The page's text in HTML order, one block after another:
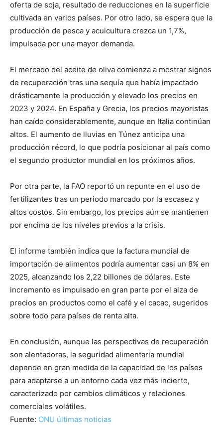
oferta de soja, resultado de reducciones en la superficie
cultivada en varios países. Por otro lado, se espera que la
producción de pesca y acuicultura crezca un 1,7%,
impulsada por una mayor demanda.
El mercado del aceite de oliva comienza a mostrar signos
de recuperación tras una sequía que había impactado
drásticamente la producción y elevado los precios en
2023 y 2024. En España y Grecia, los precios mayoristas
han caído considerablemente, aunque en Italia continúan
altos. El aumento de lluvias en Túnez anticipa una
producción récord, lo que podría posicionar al país como
el segundo productor mundial en los próximos años.
Por otra parte, la FAO reportó un repunte en el uso de
fertilizantes tras un periodo marcado por la escasez y
altos costos. Sin embargo, los precios aún se mantienen
por encima de los niveles previos a la crisis.
El informe también indica que la factura mundial de
importación de alimentos podría aumentar casi un 8% en
2025, alcanzando los 2,22 billones de dólares. Este
incremento es impulsado en gran parte por el alza de
precios en productos como el café y el cacao, sugeridos
sobre todo para países de renta alta.
En conclusión, aunque las perspectivas de recuperación
son alentadoras, la seguridad alimentaria mundial
depende en gran medida de la capacidad de los países
para adaptarse a un entorno cada vez más incierto,
caracterizado por cambios climáticos y relaciones
comerciales volátiles.
Fuente: ONU últimas noticias